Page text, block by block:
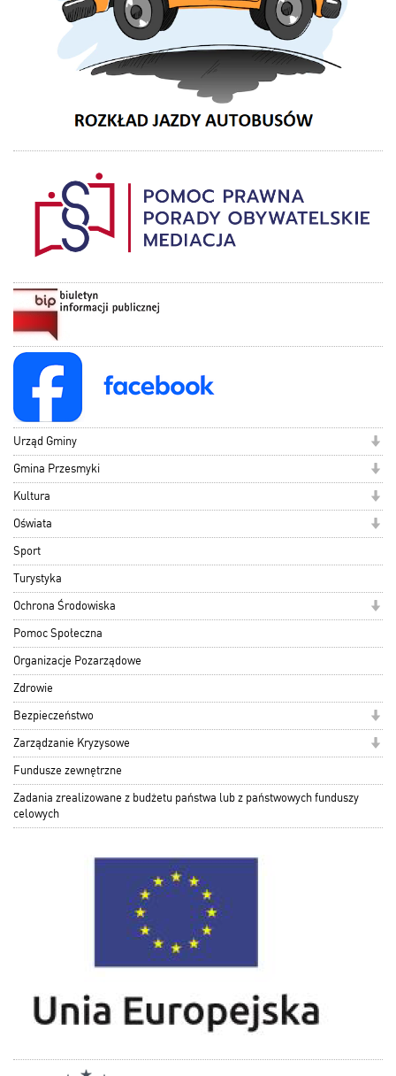
Urząd Gminy
Gmina Przesmyki
Kultura
Oświata
Sport
Turystyka
Ochrona Środowiska
Pomoc Społeczna
Organizacje Pozarządowe
Zdrowie
Bezpieczeństwo
Zarządzanie Kryzysowe
Fundusze zewnętrzne
Zadania zrealizowane z budżetu państwa lub z państwowych funduszy
celowych